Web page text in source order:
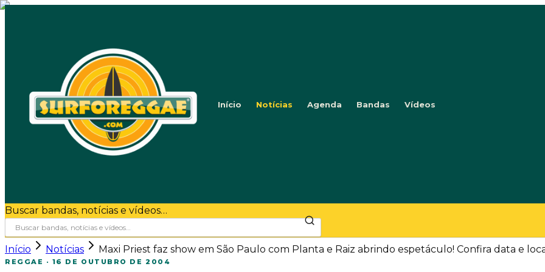
Início Notícias Agenda Bandas Vídeos
Buscar bandas, notícias e vídeos…
Início Notícias Maxi Priest faz show em São Paulo com Planta e Raiz abrindo espetáculo! Confira data e
REGGAE · 16 DE OUTUBRO DE 2004